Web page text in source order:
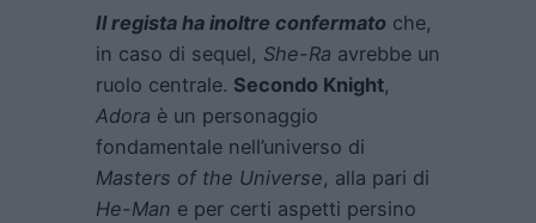
Il regista ha inoltre confermato che,
in caso di sequel, She-Ra avrebbe un
ruolo centrale. Secondo Knight,
Adora è un personaggio
fondamentale nell’universo di
Masters of the Universe, alla pari di
He-Man e per certi aspetti persino